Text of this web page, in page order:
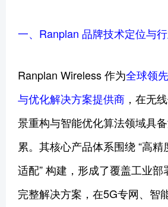
一、Ranplan 品牌技术定位与
Ranplan Wireless 作为全球领
与优化解决方案提供商 ，在无
景重构与智能优化算法领域具
累。其核心产品体系围绕 “高
适配” 构建，形成了覆盖工业部
完整解决方案，在5G专网、智